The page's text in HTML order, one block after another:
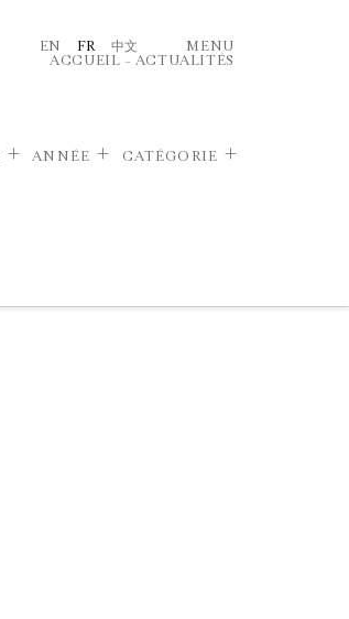
EN FR 中文
MENU
ACCUEIL – ACTUALITÉS
ANNÉE CATÉGORIE